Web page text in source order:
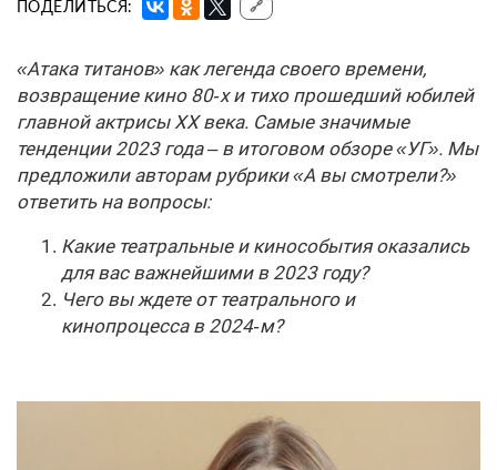
ПОДЕЛИТЬСЯ: 🔗
«Атака титанов» как легенда своего времени,
возвращение кино 80‑х и тихо прошедший юбилей
главной актрисы XX века. Самые значимые
тенденции 2023 года – в итоговом обзоре «УГ». Мы
предложили авторам рубрики «А вы смотрели?»
ответить на вопросы:
Какие театральные и кинособытия оказались
для вас важнейшими в 2023 году?
Чего вы ждете от театрального и
кинопроцесса в 2024‑м?